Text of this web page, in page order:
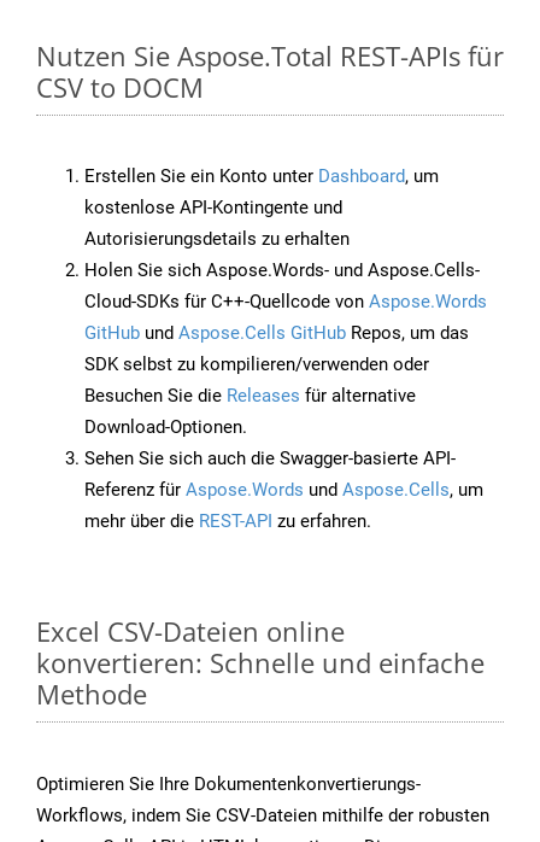
Nutzen Sie Aspose.Total REST-APIs für
CSV to DOCM
Erstellen Sie ein Konto unter Dashboard, um
kostenlose API-Kontingente und
Autorisierungsdetails zu erhalten
Holen Sie sich Aspose.Words- und Aspose.Cells-
Cloud-SDKs für C++-Quellcode von Aspose.Words
GitHub und Aspose.Cells GitHub Repos, um das
SDK selbst zu kompilieren/verwenden oder
Besuchen Sie die Releases für alternative
Download-Optionen.
Sehen Sie sich auch die Swagger-basierte API-
Referenz für Aspose.Words und Aspose.Cells, um
mehr über die REST-API zu erfahren.
Excel CSV-Dateien online
konvertieren: Schnelle und einfache
Methode
Optimieren Sie Ihre Dokumentenkonvertierungs-
Workflows, indem Sie CSV-Dateien mithilfe der robusten